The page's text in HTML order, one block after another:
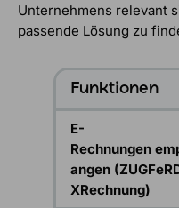
Unternehmens relevant
passende Lösung zu
Funktionen
E-
Rechnungen
angen
XRechnung)